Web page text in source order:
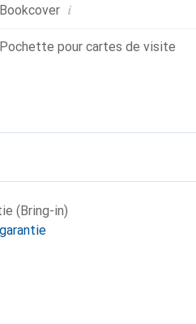
Bookcover i
Pochette pour cartes de visite
(Bring-in)